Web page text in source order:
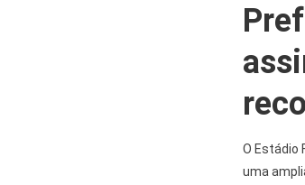
O Estádio
uma